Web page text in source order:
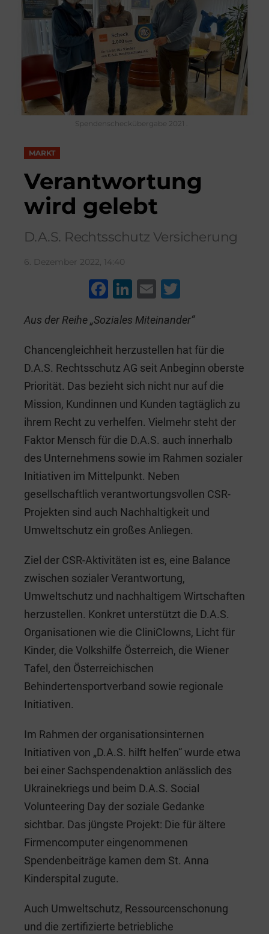
Spendenscheckübergabe 2021 .
MARKT
Verantwortung
wird gelebt
D.A.S. Rechtsschutz Versicherung
6. Dezember 2022, 14:40
F
c
e
b
o
o
k
Li
k
e
dI
n
E
ai
l
tt
er
Aus der Reihe „Soziales Miteinander“
Chancengleichheit herzustellen hat für die
D.A.S. Rechtsschutz AG seit Anbeginn oberste
Priorität. Das bezieht sich nicht nur auf die
Mission, Kundinnen und Kunden tagtäglich zu
ihrem Recht zu verhelfen. Vielmehr steht der
Faktor Mensch für die D.A.S. auch innerhalb
des Unternehmens sowie im Rahmen sozialer
Initiativen im Mittelpunkt. Neben
gesellschaftlich verantwortungsvollen CSR-
Projekten sind auch Nachhaltigkeit und
Umweltschutz ein großes Anliegen.
Ziel der CSR-Aktivitäten ist es, eine Balance
zwischen sozialer Verantwortung,
Umweltschutz und nachhaltigem Wirtschaften
herzustellen. Konkret unterstützt die D.A.S.
Organisationen wie die CliniClowns, Licht für
Kinder, die Volkshilfe Österreich, die Wiener
Tafel, den Österreichischen
Behindertensportverband sowie regionale
Initiativen.
Im Rahmen der organisationsinternen
Initiativen von „D.A.S. hilft helfen“ wurde etwa
bei einer Sachspendenaktion anlässlich des
Ukrainekriegs und beim D.A.S. Social
Volunteering Day der soziale Gedanke
sichtbar. Das jüngste Projekt: Die für ältere
Firmencomputer eingenommenen
Spendenbeiträge kamen dem St. Anna
Kinderspital zugute.
Auch Umweltschutz, Ressourcenschonung
und die zertifizierte betriebliche